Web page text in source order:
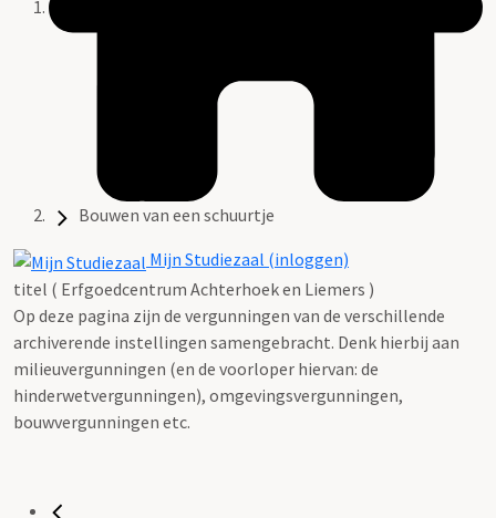
Bouwen van een schuurtje
Mijn Studiezaal (inloggen)
titel ( Erfgoedcentrum Achterhoek en Liemers )
Op deze pagina zijn de vergunningen van de verschillende
archiverende instellingen samengebracht. Denk hierbij aan
milieuvergunningen (en de voorloper hiervan: de
hinderwetvergunningen), omgevingsvergunningen,
bouwvergunningen etc.